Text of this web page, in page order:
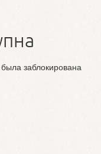
заблокирована